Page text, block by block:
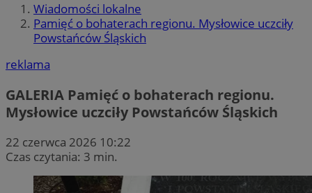
Wiadomości lokalne
Pamięć o bohaterach regionu. Mysłowice uczciły
Powstańców Śląskich
reklama
GALERIA Pamięć o bohaterach regionu.
Mysłowice uczciły Powstańców Śląskich
22 czerwca 2026 10:22
Czas czytania: 3 min.